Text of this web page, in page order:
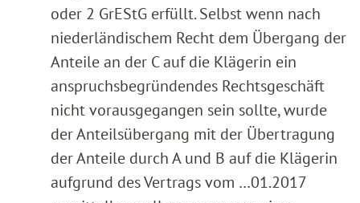
oder 2 GrEStG erfüllt. Selbst wenn nach
niederländischem Recht dem Übergang der
Anteile an der C auf die Klägerin ein
anspruchsbegründendes Rechtsgeschäft
nicht vorausgegangen sein sollte, wurde
der Anteilsübergang mit der Übertragung
der Anteile durch A und B auf die Klägerin
aufgrund des Vertrags vom …01.2017